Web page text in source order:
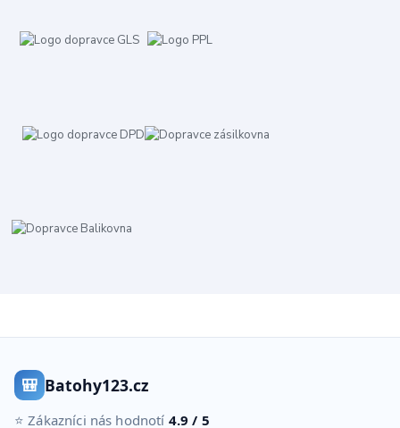
🎒 Batohy123.cz
⭐ Zákazníci nás hodnotí 4.9 / 5